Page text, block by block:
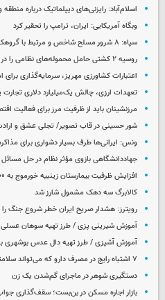
اسلام‌آباد: رایزنی‌های دیپلماتیک درباره
وبگاه آمریکایی: ایران، ترامپ را تحقیر کرد
سپاه: ۸ شرور مسلح شاخص و مرتبط با گروهک‌های تروریستی دستگیر شدند
روسیه ۲ کشتی حامل محموله‌های نظامی را در دریای سیاه هدف گرفت
اعتبارات کشاورزی مهریز، سرمایه‌گذاری
تعهدات ارزی، چالش یک‌میلیارد دلاری تجارت
مرزنشینان باید از ظرفیت مرز برای فعالیت
شور حسینی در قاب تصویر/ تجلی عشق و ارادت
ونس: ایرانی‌ها طرف بسیار دشواری برای
جهاددانشگاهی بازوی مؤثر نظام در حل
افزایش ظرفیت بیمارستان زینبیه خورموج به ۱۰۰ تخت
کالابرگ سه دهک مشمول شارز شد
رویترز: هشدار صریح ایران خطر شروع جنگ
آموزش شیرینی پزی / طرز تهیه سوهان
آموزش آشپزی / طرز تهیه دال عدس بوشهری
۷ اشتباه رایج در مصرف دارو که می‌تواند سلامتتان را به خطر بیندازد
دستگیری شوهر در ماجرای گم‌شدن یک زن
بازار اجاره مسکن در بن‌بست؛ سقف‌گذاری